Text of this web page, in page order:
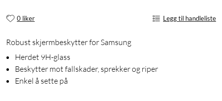
0 liker Legg til handleliste
Robust skjermbeskytter for Samsung
Herdet 9H-glass
Beskytter mot fallskader, sprekker og riper
Enkel å sette på